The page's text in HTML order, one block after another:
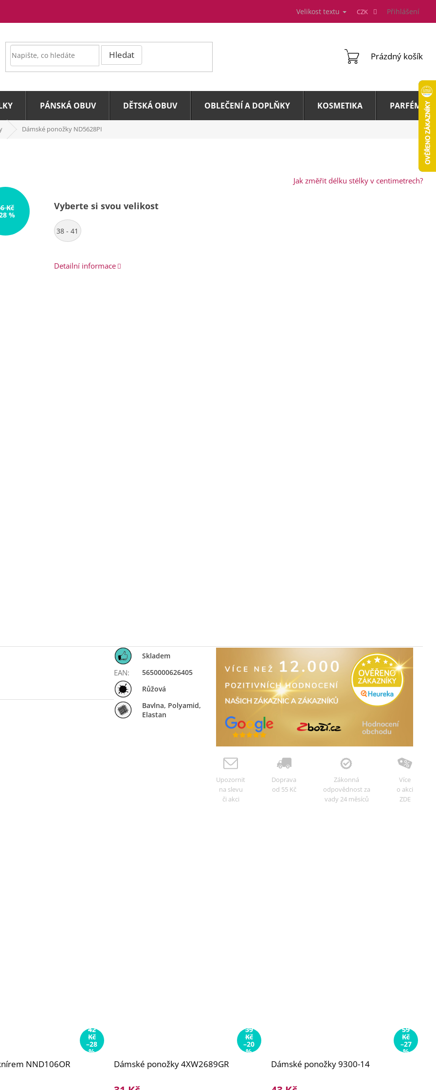
Velikost textu CZK Přihlášení
Hledat
NÁKUPNÍ
Prázdný košík
PÁNSKÁ OBUV DĚTSKÁ OBUV OBLEČENÍ A DOPLŇKY KOSMETIKA PARFÉMY A
Dámské ponožky ND5628PI
Kč
%
Jak změřit délku stélky v centimetrech?
Vyberte si svou velikost
38 - 41
Detailní informace
Skladem
EAN:
5650000626405
Růžová
Bavlna, Polyamid,
Elastan
Upozornit
na slevu
či akci
Doprava
od 55 Kč
Zákonná
odpovědnost za
vady 24 měsíců
Více
o akci
ZDE
42
Kč
–28
%
NND106OR
39
Kč
–20
%
Dámské ponožky 4XW2689GR
59
Kč
–27
%
Dámské ponožky 9300-14